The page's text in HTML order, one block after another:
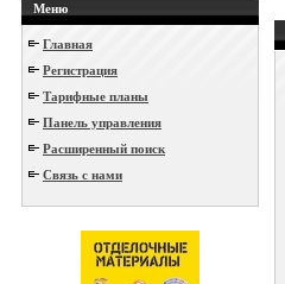
Меню
Главная
Регистрация
Тарифные планы
Панель управления
Расширенный поиск
Связь с нами